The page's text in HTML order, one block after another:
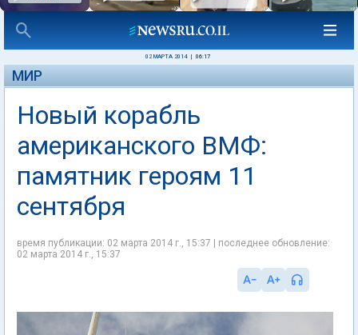
02 МАРТА 2014 06:17
МИР
Новый корабль
американского ВМФ:
памятник героям 11
сентября
время публикации: 02 марта 2014 г., 15:37 | последнее обновление:
02 марта 2014 г., 15:37